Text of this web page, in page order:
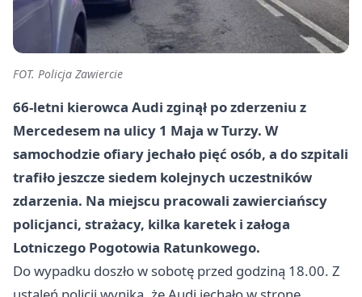
FOT. Policja Zawiercie
66-letni kierowca Audi zginął po zderzeniu z
Mercedesem na ulicy 1 Maja w Turzy. W
samochodzie ofiary jechało pięć osób, a do szpitali
trafiło jeszcze siedem kolejnych uczestników
zdarzenia. Na miejscu pracowali zawierciańscy
policjanci, strażacy, kilka karetek i załoga
Lotniczego Pogotowia Ratunkowego.
Do wypadku doszło w sobotę przed godziną 18.00. Z